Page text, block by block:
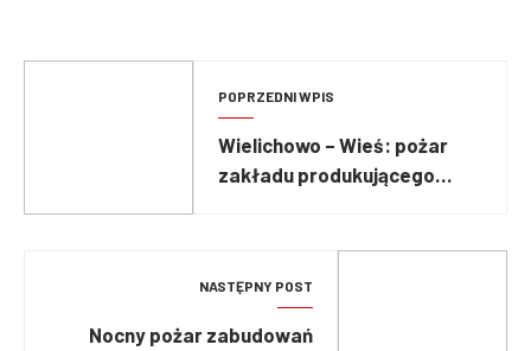
POPRZEDNI WPIS
Wielichowo – Wieś: pożar
zakładu produkującego
NASTĘPNY POST
Nocny pożar zabudowań